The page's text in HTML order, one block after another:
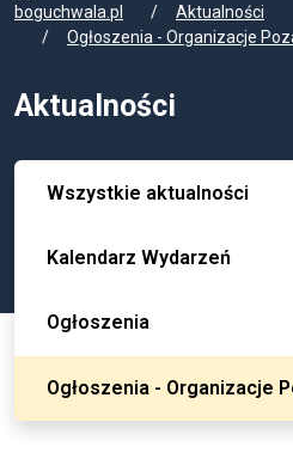
boguchwala.pl
Aktualności
Ogłoszenia - Organizacje
Aktualności
Wszystkie aktualności
Kalendarz Wydarzeń
Ogłoszenia
Ogłoszenia - Organizacje